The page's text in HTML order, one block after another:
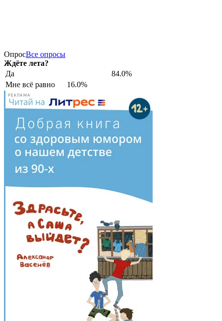
ОпросВсе опросы
Ждёте лета?
Да
84.0%
Мне всё равно
16.0%
РЕКЛАМА